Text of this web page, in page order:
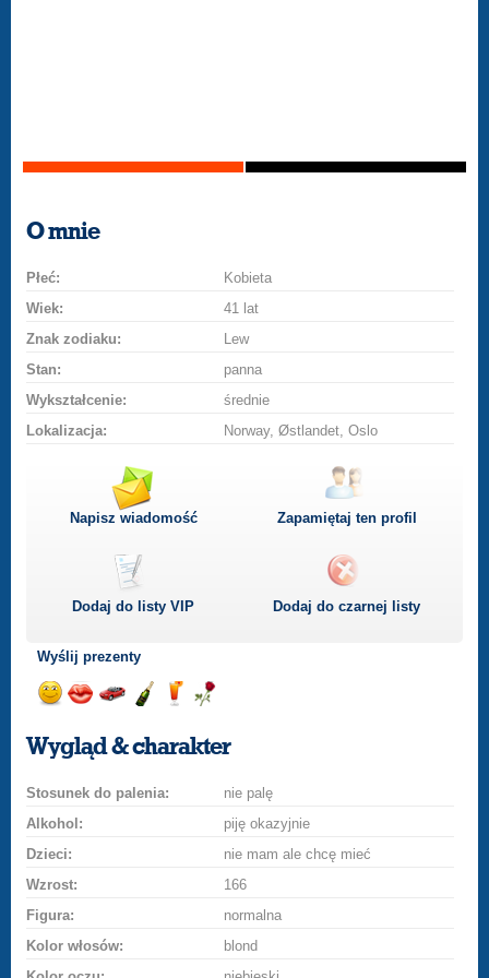
O mnie
Płeć:
Kobieta
Wiek:
41 lat
Znak zodiaku:
Lew
Stan:
panna
Wykształcenie:
średnie
Lokalizacja:
Norway, Østlandet, Oslo
Napisz wiadomość Zapamiętaj ten profil
Dodaj do listyVIP Dodaj do czarnej listy
Wyślij prezenty
uśmiech
buziakasamochodem
szampana
drinka
różę
Wygląd & charakter
Stosunek do palenia:
nie palę
Alkohol:
piję okazyjnie
Dzieci:
nie mam ale chcę mieć
Wzrost:
166
Figura:
normalna
Kolor włosów:
blond